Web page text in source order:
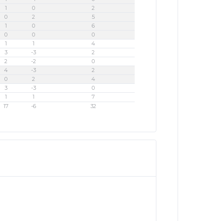
1 0
2
0 2
5
1 0
6
0 0
0
1 1
4
3 -3
2
2 -2
0
4 -3
2
0 2
4
3 -3
0
1 1
7
17 -6 32